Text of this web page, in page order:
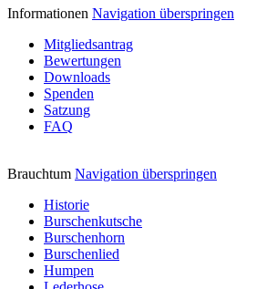
Informationen Navigation überspringen
Mitgliedsantrag
Bewertungen
Downloads
Spenden
Satzung
FAQ
Brauchtum Navigation überspringen
Historie
Burschenkutsche
Burschenhorn
Burschenlied
Humpen